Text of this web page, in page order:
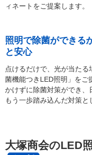
ィネートをご提案します。
照明で除菌ができる
と安心
点けるだけで、光が当たる
菌機能つきLED照明」をご
かけずに除菌対策ができ、
もう一歩踏み込んだ対策と
大塚商会のLED